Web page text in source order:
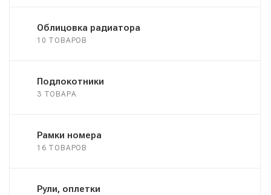
Облицовка радиатора
10 ТОВАРОВ
Подлокотники
3 ТОВАРА
Рамки номера
16 ТОВАРОВ
Рули, оплетки